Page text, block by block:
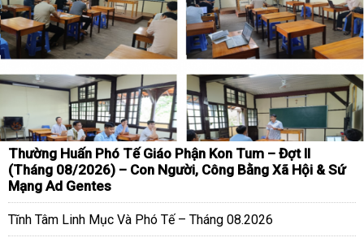
Thường Huấn Phó Tế Giáo Phận Kon Tum – Đợt II
(Tháng 08/2026) – Con Người, Công Bằng Xã Hội & Sứ
Mạng Ad Gentes
Tĩnh Tâm Linh Mục Và Phó Tế – Tháng 08.2026